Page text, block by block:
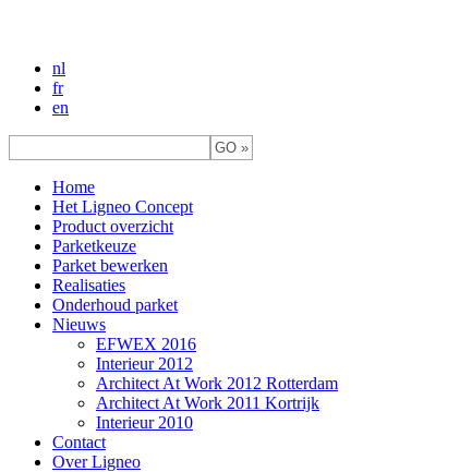
nl
fr
en
Home
Het Ligneo Concept
Product overzicht
Parketkeuze
Parket bewerken
Realisaties
Onderhoud parket
Nieuws
EFWEX 2016
Interieur 2012
Architect At Work 2012 Rotterdam
Architect At Work 2011 Kortrijk
Interieur 2010
Contact
Over Ligneo